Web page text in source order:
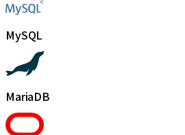
MySQL
MariaDB